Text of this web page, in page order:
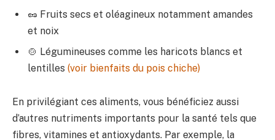
🥜 Fruits secs et oléagineux notamment amandes
et noix
🍲 Légumineuses comme les haricots blancs et
lentilles (voir bienfaits du pois chiche)
En privilégiant ces aliments, vous bénéficiez aussi
d’autres nutriments importants pour la santé tels que
fibres, vitamines et antioxydants. Par exemple, la